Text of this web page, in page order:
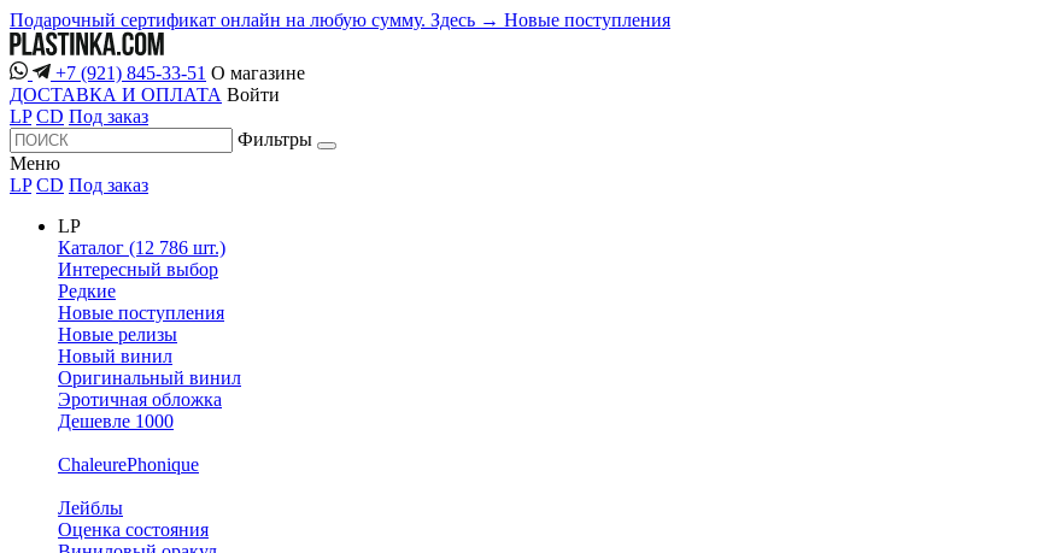
Подарочный сертификат онлайн на любую сумму. Здесь → Новые поступления
+7 (921) 845-33-51 О магазине
ДОСТАВКА И ОПЛАТА Войти
LP CD Под заказ
Фильтры
Меню
LP CD Под заказ
LP
Каталог (12 786 шт.)
Интересный выбор
Редкие
Новые поступления
Новые релизы
Новый винил
Оригинальный винил
Эротичная обложка
Дешевле 1000
ChaleurePhonique
Лейблы
Оценка состояния